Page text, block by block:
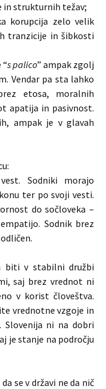
in strukturnih težav;
korupcija zelo velik
tranzicije in šibkosti
s palico” ampak zgolj
Vendar pa sta lahko
etosa, moralnih
apatija in pasivnost.
ampak je v glavah
Sodniki morajo
ter po svoji vesti.
do sočloveka –
Sodnik brez
biti v stabilni družbi
saj brez vrednot ni
v korist človeštva.
vrednotne vzgoje in
Slovenija ni na dobri
je stanje na področju
se v državi ne da nič